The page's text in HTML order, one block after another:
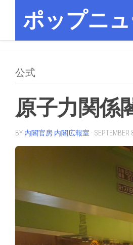
contentポップニ
公式
原子力関係
BY 内閣官房 内閣広報室 · SEPTEMBER